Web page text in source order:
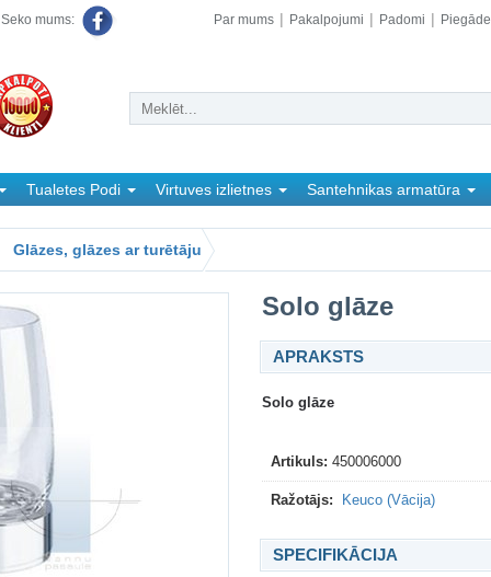
Seko mums: Par mums Pakalpojumi Padomi Piegāde
Tualetes Podi Virtuves izlietnes Santehnikas armatūra
Glāzes, glāzes ar turētāju
Solo glāze
APRAKSTS
Solo glāze
Artikuls: 450006000
Ražotājs: Keuco (Vācija)
SPECIFIKĀCIJA